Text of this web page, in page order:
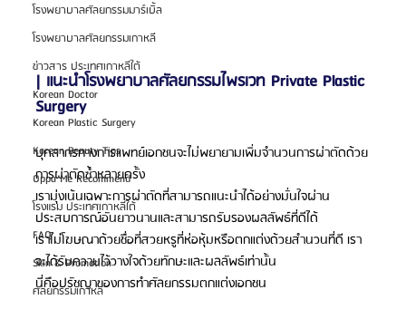
โรงพยาบาลศัลยกรรมมาร์เบิ้ล
โรงพยาบาลศัลยกรรมเกาหลี
ข่าวสาร ประเทศเกาหลีใต้
Korean Doctor
Korean Plastic Surgery
Korean Beauty Tips
Oppa Me Recommend
โรงแรม ประเทศเกาหลีใต้
FAQ
Skin & Promotion
ศัลยกรรมเกาหลี
| แนะนำโรงพยาบาลศัลยกรรมไพรเวท Private Plastic
Surgery
บุคลากรทางการแพทย์เอกชนจะไม่พยายามเพิ่มจำนวนการผ่าตัดด้วย
การผ่าตัดซ้ำหลายครั้ง
เรามุ่งเน้นเฉพาะการผ่าตัดที่สามารถแนะนำได้อย่างมั่นใจผ่าน
ประสบการณ์อันยาวนานและสามารถรับรองผลลัพธ์ที่ดีได้
เราไม่โฆษณาด้วยชื่อที่สวยหรูที่ห่อหุ้มหรือตกแต่งด้วยสำนวนที่ดี เรา
จะได้รับความไว้วางใจด้วยทักษะและผลลัพธ์เท่านั้น
นี่คือปรัชญาของการทำศัลยกรรมตกแต่งเอกชน